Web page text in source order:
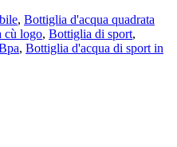
, Bottiglia d'acqua quadrata
cù logo, Bottiglia di sport,
, Bottiglia d'acqua di sport in